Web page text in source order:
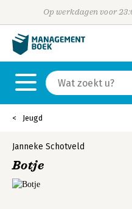
Op werkdagen voor
Jeugd
Janneke Schotveld
Botje